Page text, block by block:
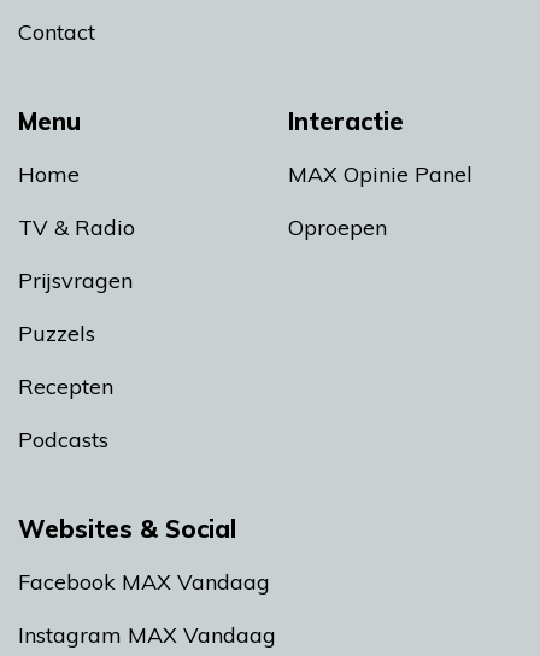
Menu
Home
TV & Radio
Prijsvragen
Puzzels
Recepten
Podcasts
Interactie
MAX Opinie Panel
Oproepen
Contact
Websites & Social
Facebook MAX Vandaag
Instagram MAX Vandaag